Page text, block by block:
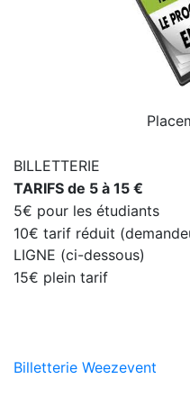
BILLETTERIE
TARIFS de 5 à 15 €
5€ pour les étudiants
10€ tarif réduit
LIGNE (ci-dessous)
15€ plein tarif
Billetterie Weezevent